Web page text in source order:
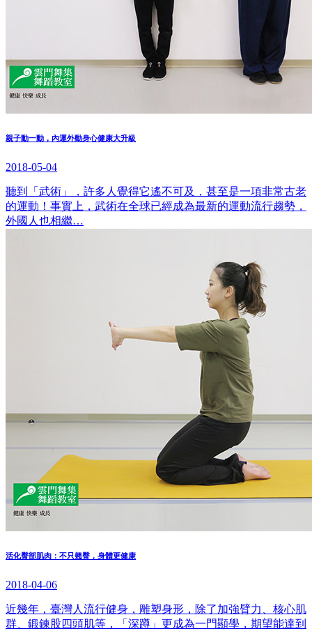
親子動一動，內運外動身心健康大升級
2018-05-04
聽到「武術」，許多人覺得它遙不可及，甚至是一項非常古老
的運動！事實上，武術在全球已經成為最新的運動流行趨勢，
外國人也相繼…
活化臀部肌肉：不只翹臀，身體更健康
2018-04-06
近幾年，臺灣人流行健身，雕塑身形，除了加強臂力、核心肌
群、鍛鍊股四頭肌等，「深蹲」更成為一門顯學，期望能達到